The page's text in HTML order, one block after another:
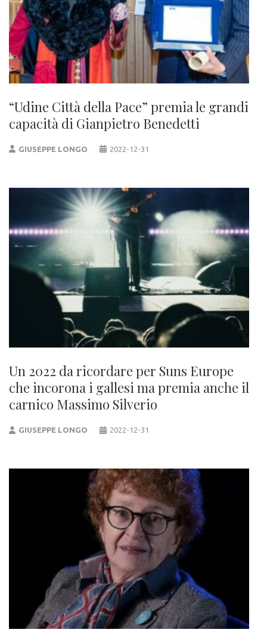
“Udine Città della Pace” premia le grandi
capacità di Gianpietro Benedetti
GIUSEPPE LONGO 2022-12-31
Un 2022 da ricordare per Suns Europe
che incorona i gallesi ma premia anche il
carnico Massimo Silverio
GIUSEPPE LONGO 2022-12-31